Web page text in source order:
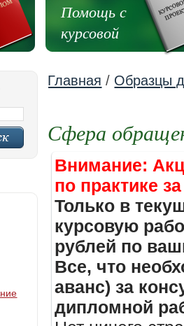
Помощь с
курсовой
Главная / Образцы
Сфера
Внимание:
по практике
Только в
курсовую
рублей по
Все, что
аванс) за
дипломной